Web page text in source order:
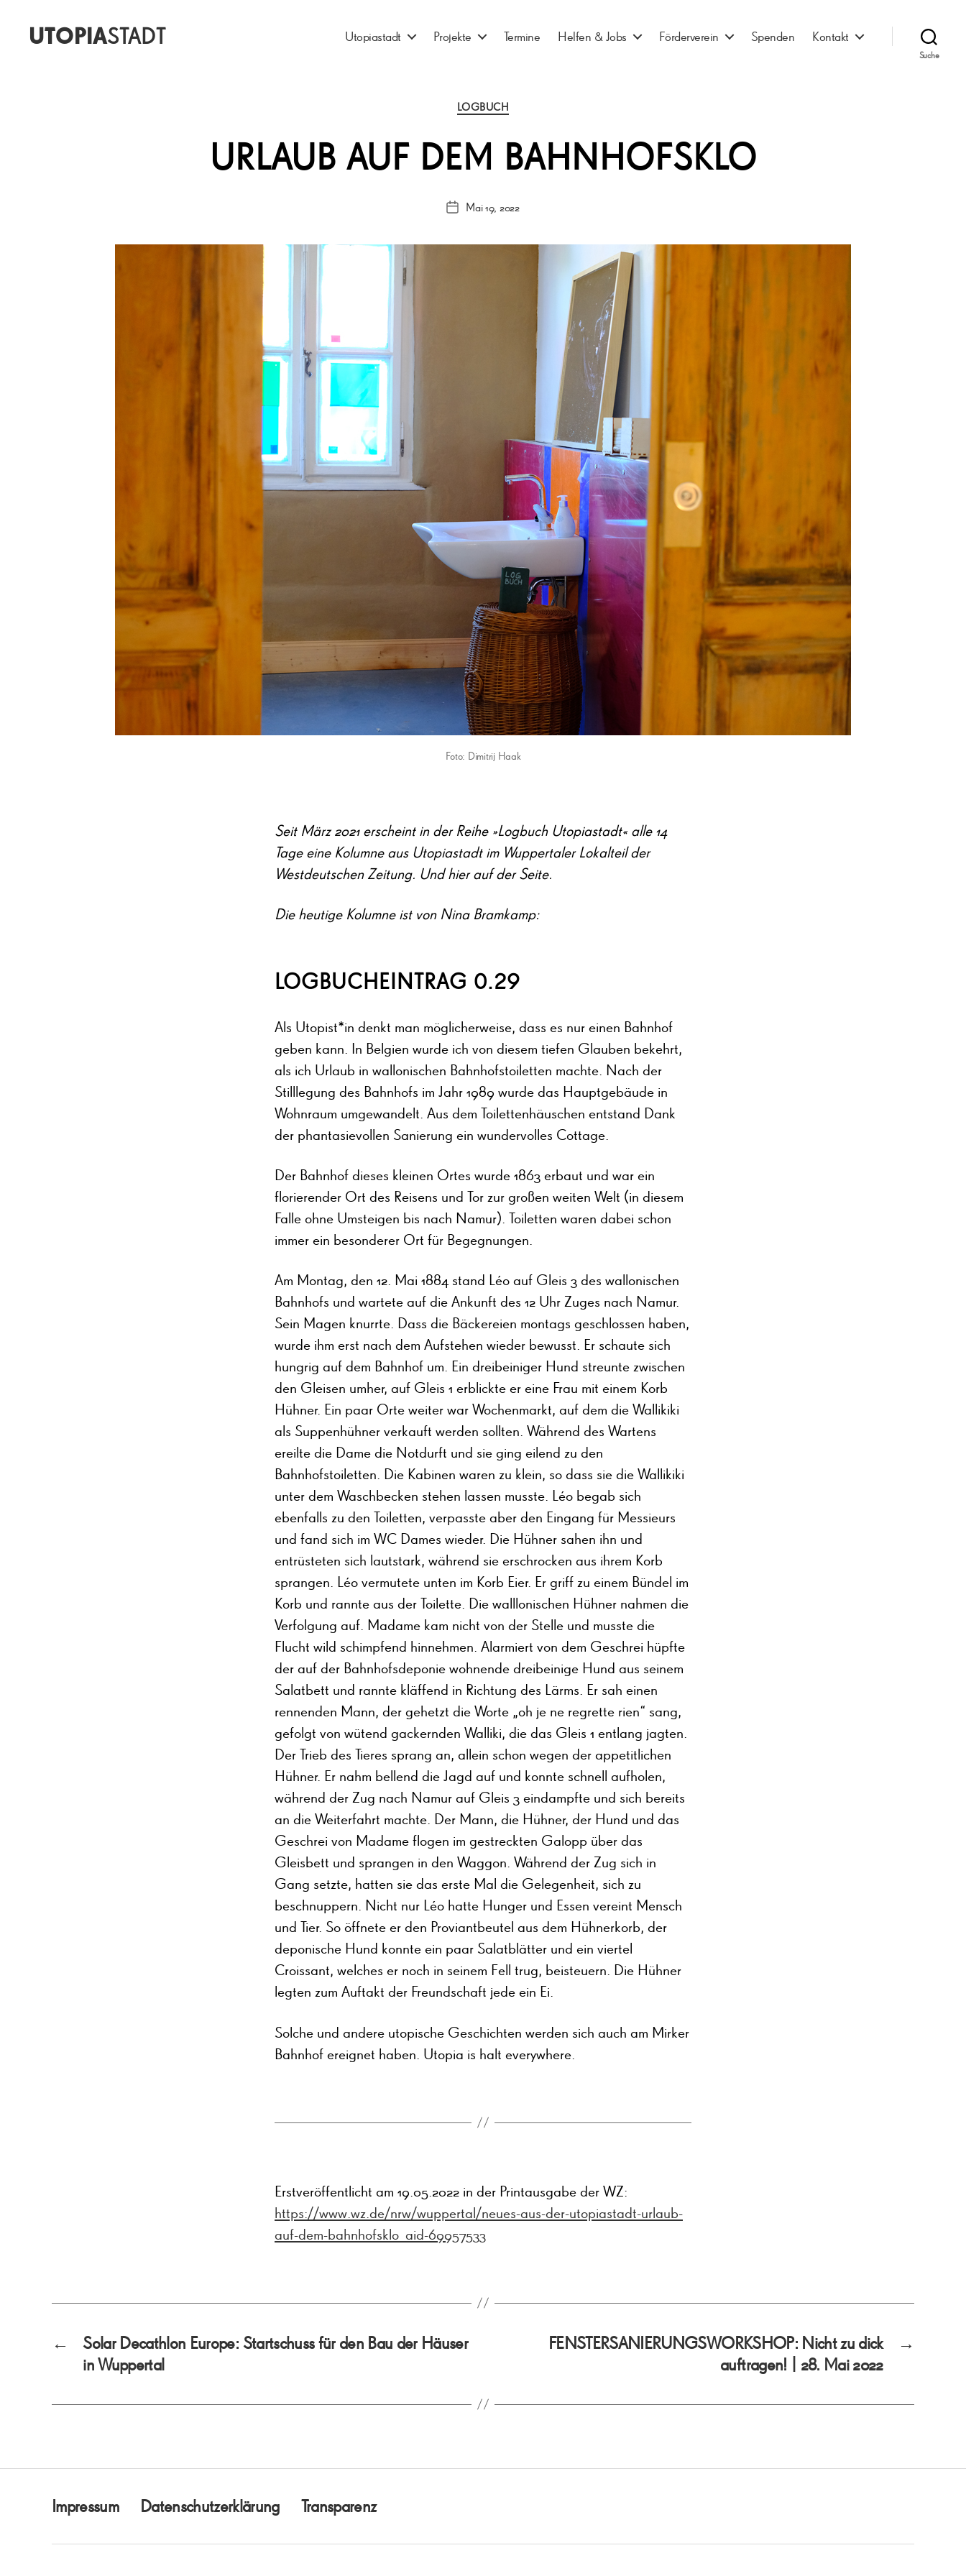
UTOPIASTADT Utopiastadt Projekte Termine Helfen & Jobs Förderverein Spenden Kontakt
Suche
Kategorien
LOGBUCH
URLAUB AUF DEM BAHNHOFSKLO
Veröffentlichungsdatum
Mai 19, 2022
Foto: Dimitrij Haak
Seit März 2021 erscheint in der Reihe »Logbuch Utopiastadt« alle 14
Tage eine Kolumne aus Utopiastadt im Wuppertaler Lokalteil der
Westdeutschen Zeitung. Und hier auf der Seite.
Die heutige Kolumne ist von Nina Bramkamp:
LOGBUCHEINTRAG 0.29
Als Utopist*in denkt man möglicherweise, dass es nur einen Bahnhof
geben kann. In Belgien wurde ich von diesem tiefen Glauben bekehrt,
als ich Urlaub in wallonischen Bahnhofstoiletten machte. Nach der
Stilllegung des Bahnhofs im Jahr 1989 wurde das Hauptgebäude in
Wohnraum umgewandelt. Aus dem Toilettenhäuschen entstand Dank
der phantasievollen Sanierung ein wundervolles Cottage.
Der Bahnhof dieses kleinen Ortes wurde 1863 erbaut und war ein
florierender Ort des Reisens und Tor zur großen weiten Welt (in diesem
Falle ohne Umsteigen bis nach Namur). Toiletten waren dabei schon
immer ein besonderer Ort für Begegnungen.
Am Montag, den 12. Mai 1884 stand Léo auf Gleis 3 des wallonischen
Bahnhofs und wartete auf die Ankunft des 12 Uhr Zuges nach Namur.
Sein Magen knurrte. Dass die Bäckereien montags geschlossen haben,
wurde ihm erst nach dem Aufstehen wieder bewusst. Er schaute sich
hungrig auf dem Bahnhof um. Ein dreibeiniger Hund streunte zwischen
den Gleisen umher, auf Gleis 1 erblickte er eine Frau mit einem Korb
Hühner. Ein paar Orte weiter war Wochenmarkt, auf dem die Wallikiki
als Suppenhühner verkauft werden sollten. Während des Wartens
ereilte die Dame die Notdurft und sie ging eilend zu den
Bahnhofstoiletten. Die Kabinen waren zu klein, so dass sie die Wallikiki
unter dem Waschbecken stehen lassen musste. Léo begab sich
ebenfalls zu den Toiletten, verpasste aber den Eingang für Messieurs
und fand sich im WC Dames wieder. Die Hühner sahen ihn und
entrüsteten sich lautstark, während sie erschrocken aus ihrem Korb
sprangen. Léo vermutete unten im Korb Eier. Er griff zu einem Bündel im
Korb und rannte aus der Toilette. Die walllonischen Hühner nahmen die
Verfolgung auf. Madame kam nicht von der Stelle und musste die
Flucht wild schimpfend hinnehmen. Alarmiert von dem Geschrei hüpfte
der auf der Bahnhofsdeponie wohnende dreibeinige Hund aus seinem
Salatbett und rannte kläffend in Richtung des Lärms. Er sah einen
rennenden Mann, der gehetzt die Worte „oh je ne regrette rien“ sang,
gefolgt von wütend gackernden Walliki, die das Gleis 1 entlang jagten.
Der Trieb des Tieres sprang an, allein schon wegen der appetitlichen
Hühner. Er nahm bellend die Jagd auf und konnte schnell aufholen,
während der Zug nach Namur auf Gleis 3 eindampfte und sich bereits
an die Weiterfahrt machte. Der Mann, die Hühner, der Hund und das
Geschrei von Madame flogen im gestreckten Galopp über das
Gleisbett und sprangen in den Waggon. Während der Zug sich in
Gang setzte, hatten sie das erste Mal die Gelegenheit, sich zu
beschnuppern. Nicht nur Léo hatte Hunger und Essen vereint Mensch
und Tier. So öffnete er den Proviantbeutel aus dem Hühnerkorb, der
deponische Hund konnte ein paar Salatblätter und ein viertel
Croissant, welches er noch in seinem Fell trug, beisteuern. Die Hühner
legten zum Auftakt der Freundschaft jede ein Ei.
Solche und andere utopische Geschichten werden sich auch am Mirker
Bahnhof ereignet haben. Utopia is halt everywhere.
Erstveröffentlicht am 19.05.2022 in der Printausgabe der WZ:
https://www.wz.de/nrw/wuppertal/neues-aus-der-utopiastadt-urlaub-
auf-dem-bahnhofsklo_aid-69957533
←
Solar Decathlon Europe: Startschuss für den Bau der Häuser
in Wuppertal
→
FENSTERSANIERUNGSWORKSHOP: Nicht zu dick
auftragen! | 28. Mai 2022
Impressum Datenschutzerklärung Transparenz